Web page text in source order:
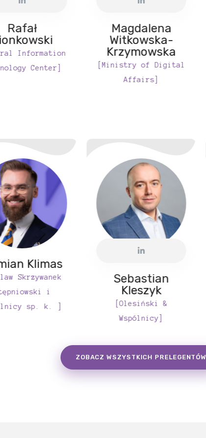
Rafał
Information
Center]
Magdalena
Witkowska-
Krzymowska
[Ministry of Digital
Affairs]
Klimas
Skrzywanek
i
sp. k. ]
Sebastian
Kleszyk
[Olesiński &
Wspólnicy]
ZOBACZ WSZYSTKICH PRELEGENTÓW